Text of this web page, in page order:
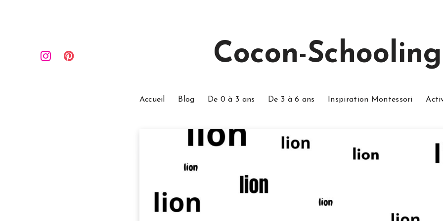
Cocon-Schooling
Accueil Blog De 0 à 3 ans De 3 à 6 ans Inspiration Montessori